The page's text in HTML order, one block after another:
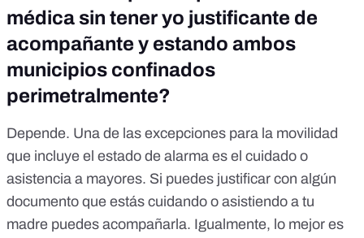
médica sin tener yo justificante de
acompañante y estando ambos
municipios confinados
perimetralmente?
Depende. Una de las excepciones para la movilidad
que incluye el estado de alarma es el cuidado o
asistencia a mayores. Si puedes justificar con algún
documento que estás cuidando o asistiendo a tu
madre puedes acompañarla. Igualmente, lo mejor es